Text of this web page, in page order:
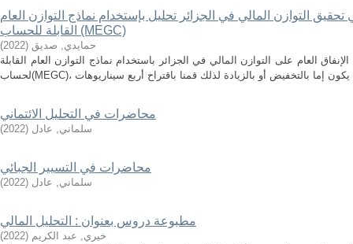
التوازن المالي في الجزائر تحليل بإستخدام نماذج التوازن العام
القابلة للحساب (MEGC)
حمايدي, صديق (
2022
)
العام على التوازن المالي في الجزائر باستخدام نماذج التوازن العام القابلة
محاضرات في التحليل الائتماني
سلماني, عادل (
2022
)
محاضرات في التسيير الجبائي
سلماني, عادل (
2022
)
مطبوعة دروس بعنوان : التحليل المالي
خيري, عبد الكريم (
2022
)